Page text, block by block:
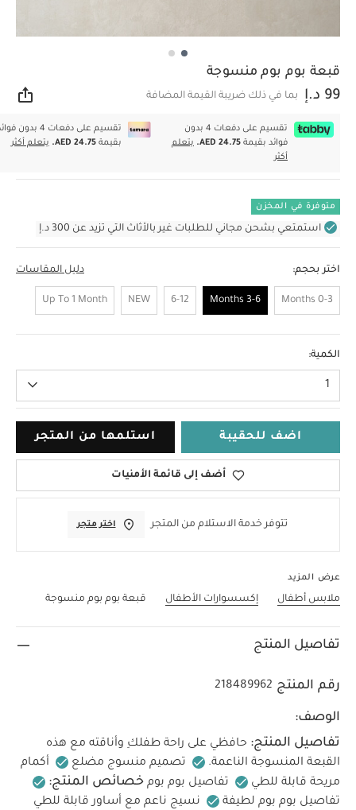
قبعة بوم بوم منسوجة
99 د.إ بما في ذلك ضريبة القيمة المضافة
تقسيم على دفعات 4 بدون
فوائد بقيمة AED 24.75.
يتعلم
أكثر
تقسيم على دفعات 4 بدون
بقيمةAED 24.75. يتعلم أكثر
متوفرة في المخزن
استمتعي بشحن مجاني للطلبات غير بالأثاث التي تزيد عن 300 د.إ
اختر بحجم: دليل المقاسات
0-3 Months
3-6 Months
6-12
NEW
Up To 1 Month
الكمية:
1
اضف للحقيبة استلمها من المتجر
أضف إلى قائمة الأمنيات
تتوفر خدمة الاستلام من المتجر اختر متجر
عرض المزيد
ملابس أطفال إكسسوارات الأطفال قبعة بوم بوم منسوجة
تفاصيل المنتج
رقم المنتج 218489962
الوصف:
تفاصيل المنتج: حافظي على راحة طفلكِ وأناقته مع هذه
القبعة المنسوجة الناعمة.
تصميم منسوج مضلع
أكمام
مريحة قابلة للطي
تفاصيل بوم بوم خصائص المنتج:
تفاصيل بوم بوم لطيفة
نسيج ناعم مع أساور قابلة للطي